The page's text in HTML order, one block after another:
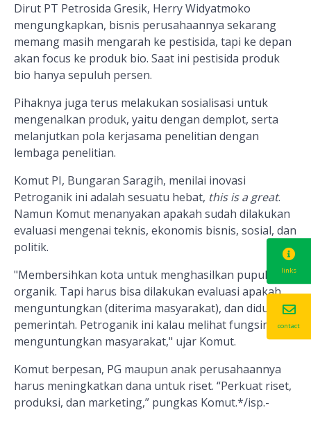
Dirut PT Petrosida Gresik, Herry Widyatmoko
mengungkapkan, bisnis perusahaannya sekarang
memang masih mengarah ke pestisida, tapi ke depan
akan focus ke produk bio. Saat ini pestisida produk
bio hanya sepuluh persen.
Pihaknya juga terus melakukan sosialisasi untuk
mengenalkan produk, yaitu dengan demplot, serta
melanjutkan pola kerjasama penelitian dengan
lembaga penelitian.
Komut PI, Bungaran Saragih, menilai inovasi
Petroganik ini adalah sesuatu hebat, this is a great.
Namun Komut menanyakan apakah sudah dilakukan
evaluasi mengenai teknis, ekonomis bisnis, sosial, dan
politik.
"Membersihkan kota untuk menghasilkan pupuk
organik. Tapi harus bisa dilakukan evaluasi apakah
menguntungkan (diterima masyarakat), dan didukung
pemerintah. Petroganik ini kalau melihat fungsinya
menguntungkan masyarakat," ujar Komut.
Komut berpesan, PG maupun anak perusahaannya
harus meningkatkan dana untuk riset. “Perkuat riset,
produksi, dan marketing,” pungkas Komut.*/isp.-
links
contact